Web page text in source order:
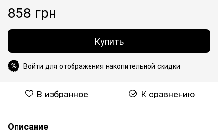
858 грн
Купить
% Войти для отображения накопительной скидки
В избранное К сравнению
Описание